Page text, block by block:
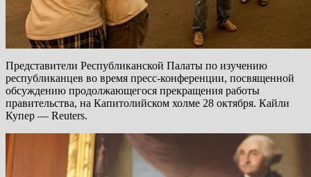
Представители Республиканской Палаты по изучению
республиканцев во время пресс-конференции, посвященной
обсуждению продолжающегося прекращения работы
правительства, на Капитолийском холме 28 октября. Кайли
Купер — Reuters.